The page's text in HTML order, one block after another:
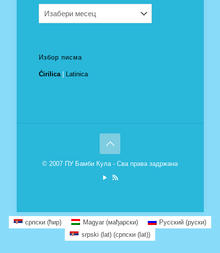
Избор писма
Ćirilica| Latinica
© 2007 ПУ Бамби Кула - Сва права задржана
српски (ћир) Magyar(мађарски) Русский(руски)
srpski (lat)(српски (lat))